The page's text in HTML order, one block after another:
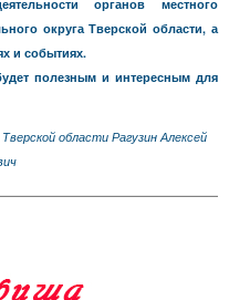
органов местного
округа Тверской области, а
и событиях.
полезным и интересным для
области Рагузин Алексей